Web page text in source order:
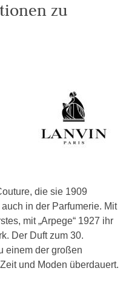
zu
die sie 1909
in der Parfumerie. Mit
mit „Arpege“ 1927 ihr
Der Duft zum 30.
einem der großen
und Moden überdauert.